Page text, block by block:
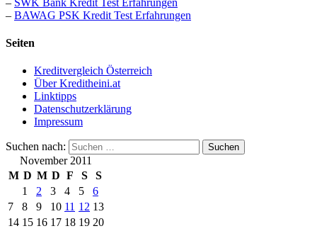
– BAWAG PSK Kredit Test Erfahrungen
Seiten
Kreditvergleich Österreich
Über Kreditheini.at
Linktipps
Datenschutzerklärung
Impressum
Suchen nach:
November 2011
M D M D F S S
1 2 3 4 5
6
7
8 9 10 11 12 13
14 15 16 17 18 19 20